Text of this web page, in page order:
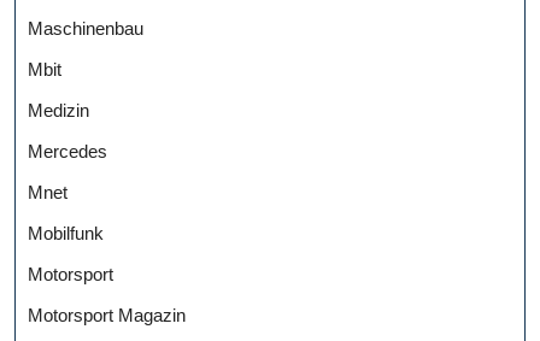
Maschinenbau
Mbit
Medizin
Mercedes
Mnet
Mobilfunk
Motorsport
Motorsport Magazin